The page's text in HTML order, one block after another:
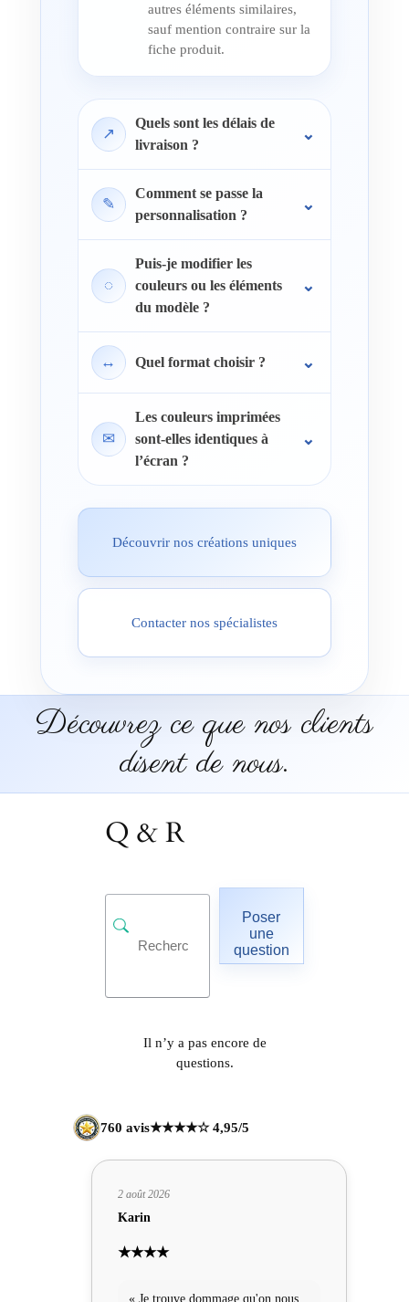
autres éléments similaires,
sauf mention contraire sur la
fiche produit.
↗
Quels sont les délais de
livraison ?
✎
Comment se passe la
personnalisation ?
◌
Puis-je modifier les
couleurs ou les éléments
du modèle ?
↔ Quel format choisir ?
✉
Les couleurs imprimées
sont-elles identiques à
l’écran ?
Découvrir nos créations uniques
Contacter nos spécialistes
Découvrez ce que nos clients
disent de nous.
Q & R
Poser
une
question
Il n’y a pas encore de
questions.
760 avis★★★★☆ 4,95/5
2 août 2026
Karin
★★★★
« Je trouve dommage qu'on nous